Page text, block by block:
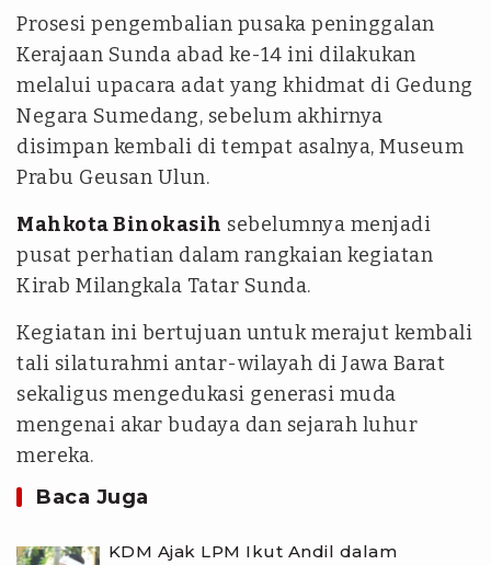
Prosesi pengembalian pusaka peninggalan
Kerajaan Sunda abad ke-14 ini dilakukan
melalui upacara adat yang khidmat di Gedung
Negara Sumedang, sebelum akhirnya
disimpan kembali di tempat asalnya, Museum
Prabu Geusan Ulun.
Mahkota Binokasih sebelumnya menjadi
pusat perhatian dalam rangkaian kegiatan
Kirab Milangkala Tatar Sunda.
Kegiatan ini bertujuan untuk merajut kembali
tali silaturahmi antar-wilayah di Jawa Barat
sekaligus mengedukasi generasi muda
mengenai akar budaya dan sejarah luhur
mereka.
Baca Juga
KDM Ajak LPM Ikut Andil dalam